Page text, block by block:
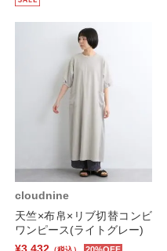
cloudnine
天竺×布帛×リブ切替コンビ
ワンピース(ライトグレー)